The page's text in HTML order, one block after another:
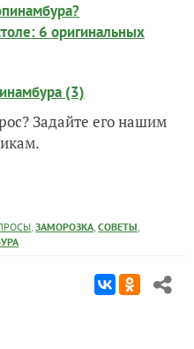
6 оригинальных
(3)
Задайте его нашим
, ЗАМОРОЗКА, СОВЕТЫ,